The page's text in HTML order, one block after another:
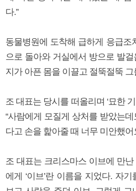
다.”
동물병원에 도착해 급하게 응급조
으로 돌아와 거실에서 방으로 발
지가 아픈 몸을 이끌고 절뚝절뚝
조 대표는 당시를 떠올리며 ‘묘한
“사람에게 모질게 상처를 받았는
다고 손을 핥아줄 때 너무 미안했어
조 대표는 크리스마스 이브에 만
에게 ‘이브’란 이름을 지었다. 자